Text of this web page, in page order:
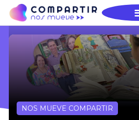
NOS MUEVE COMPARTIR